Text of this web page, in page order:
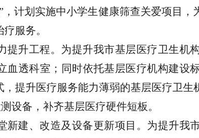
”，计划实施中小学生健康筛查关爱项目，
服务。
提升工程。为提升我市基层医疗卫生机
血透科室；同时依托基层医疗机构建设
提升医疗服务能力薄弱的基层医疗卫
设备，补齐基层医疗硬件短板。
新建、改造及设备更新项目。为提升我